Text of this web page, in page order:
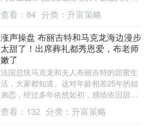
口与技术迭代速度之间的鸿沟从未如此明
显，选....
查看： 84 分类： 升富策略
涨声操盘 布丽吉特和马克龙海边漫步
太甜了！出席葬礼都秀恩爱，布老师
嫩了
法国总统马克龙和夫人布丽吉特的甜蜜生
活，大家都知道。这对年龄相差25年的姐
弟恋，经过多年依然如初，感情依旧甜蜜
如昔。2023年7月7日，马克龙和布丽吉特
一起参加....
查看： 132 分类： 升富策略